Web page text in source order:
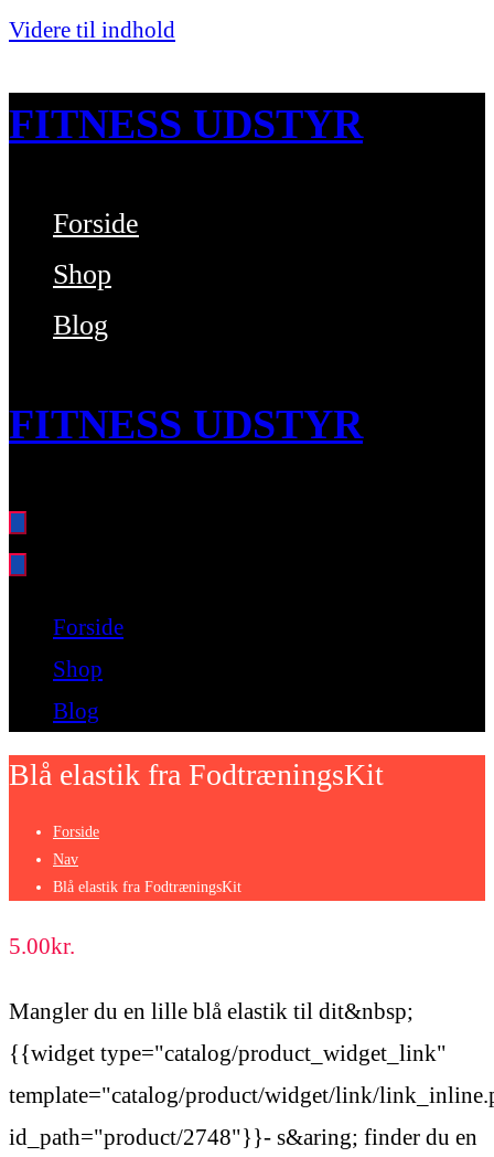
Videre til indhold
FITNESS UDSTYR
Bare endnu et fitness websted
Forside
Shop
Blog
FITNESS UDSTYR
Bare endnu et fitness websted
Forside
Shop
Blog
Blå elastik fra FodtræningsKit
Forside
Nav
Blå elastik fra FodtræningsKit
5.00kr.
Mangler du en lille blå elastik til dit&nbsp;
{{widget type="catalog/product_widget_link"
template="catalog/product/widget/link/
id_path="product/2748"}}- s&aring; finder du en